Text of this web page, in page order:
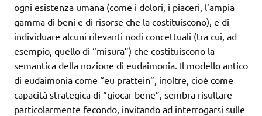
ogni esistenza umana (come i dolori, i piaceri, l’ampia
gamma di beni e di risorse che la costituiscono), e di
individuare alcuni rilevanti nodi concettuali (tra cui, ad
esempio, quello di “misura”) che costituiscono la
semantica della nozione di eudaimonia. Il modello antico
di eudaimonia come “eu prattein”, inoltre, cioè come
capacità strategica di “giocar bene”, sembra risultare
particolarmente fecondo, invitando ad interrogarsi sulle